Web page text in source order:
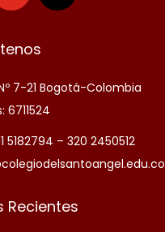
7-21 Bogotá-Colombia
6711524
5182794 – 320 2450512
Recientes